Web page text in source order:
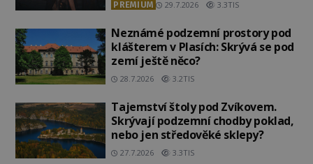
PREMIUM 29.7.2026 3.3TIS
Neznámé podzemní prostory pod
klášterem v Plasích: Skrývá se pod
zemí ještě něco?
28.7.2026 3.2TIS
Tajemství štoly pod Zvíkovem.
Skrývají podzemní chodby poklad,
nebo jen středověké sklepy?
27.7.2026 3.3TIS